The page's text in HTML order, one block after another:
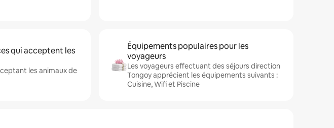
qui acceptent les
les animaux de
Équipements populaires pour les
voyageurs
Les voyageurs effectuant des séjours direction
Tongoy apprécient les équipements suivants :
Cuisine, Wifi et Piscine